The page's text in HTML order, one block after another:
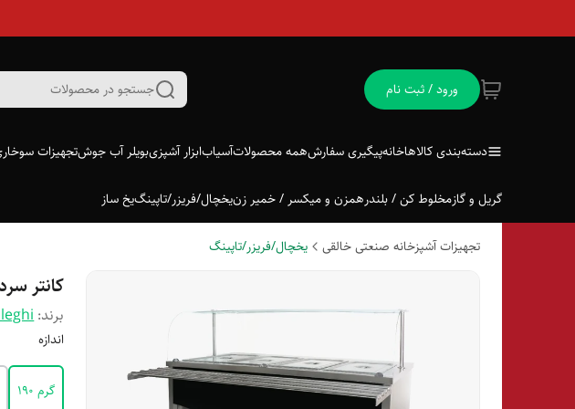
ورود / ثبت نام جستجو در محصولات
دسته‌بندی کالاهاخانهپیگیری سفارشهمه محصولاتآسیابابزار آشپزیبویلر آب جوشتجهیزات
گریل و گازمخلوط کن / بلندرهمزن و میکسر / خمیر زنیخچال/فریزر/تاپینگیخ ساز
تجهیزات آشپزخانه صنعتی خالقی یخچال/فریزر/تاپینگ
کانتر
برند:
اندازه
گرم 190